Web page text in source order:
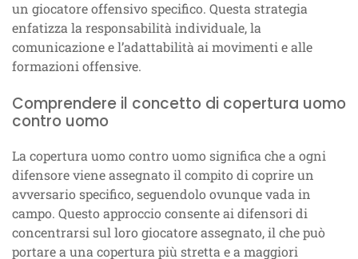
un giocatore offensivo specifico. Questa strategia
enfatizza la responsabilità individuale, la
comunicazione e l’adattabilità ai movimenti e alle
formazioni offensive.
Comprendere il concetto di copertura uomo
contro uomo
La copertura uomo contro uomo significa che a ogni
difensore viene assegnato il compito di coprire un
avversario specifico, seguendolo ovunque vada in
campo. Questo approccio consente ai difensori di
concentrarsi sul loro giocatore assegnato, il che può
portare a una copertura più stretta e a maggiori